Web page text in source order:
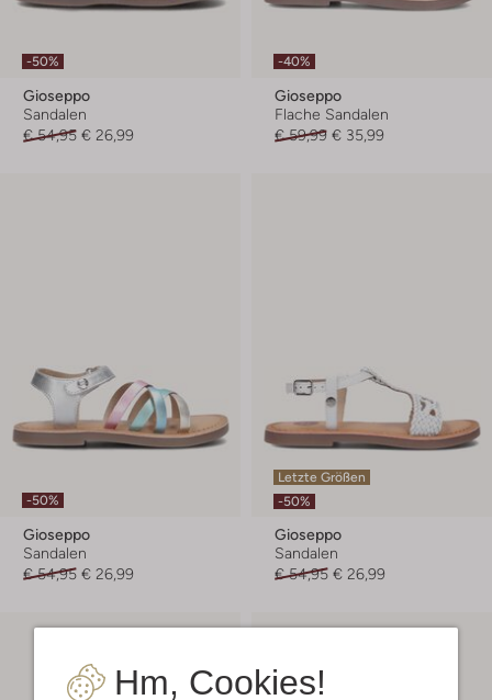
Hm, Cookies!
-50%
Gioseppo
Sandalen
€ 54,95 € 26,99
-40%
Gioseppo
Flache Sandalen
€ 59,99 € 35,99
-50%
Gioseppo
Sandalen
€ 54,95 € 26,99
Letzte Größen
-50%
Gioseppo
Sandalen
€ 54,95 € 26,99